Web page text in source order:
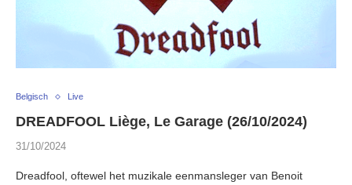
Belgisch Live
DREADFOOL Liège, Le Garage (26/10/2024)
31/10/2024
Dreadfool, oftewel het muzikale eenmansleger van Benoit